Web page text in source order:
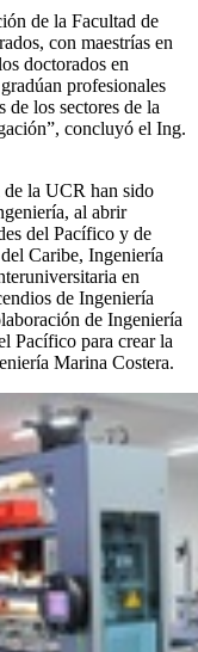
de la Facultad de
con maestrías en
doctorados en
profesionales
de los sectores de la
concluyó el Ing.
de la UCR han sido
al abrir
del Pacífico y de
Caribe, Ingeniería
en
de Ingeniería
de Ingeniería
Pacífico para crear la
Marina Costera.